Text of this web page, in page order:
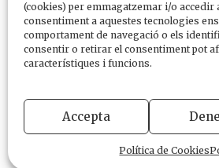
(cookies) per emmagatzemar i/o
consentiment a aquestes tecnologies
comportament de navegació o els
consentir o retirar el consentiment pot
característiques i funcions.
Accepta
Política de Cookies